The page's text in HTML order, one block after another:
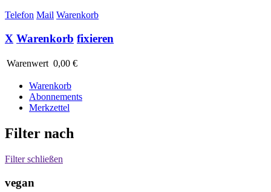
Telefon Mail Warenkorb
X Warenkorb fixieren
Warenwert 0,00 €
Warenkorb
Abonnements
Merkzettel
Filter nach
Filter schließen
vegan